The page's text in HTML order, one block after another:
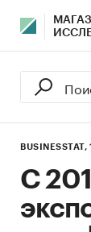
BUSINESSTAT,
С